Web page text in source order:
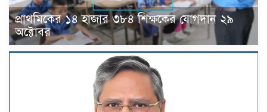
প্রাথমিকের ১৪ হাজার ৩৮৪ শিক্ষকের যোগদান ২৯
অক্টোবর